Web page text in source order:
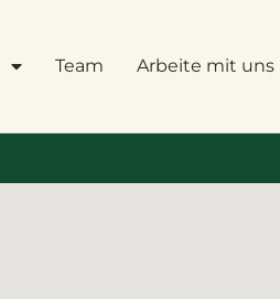
Team Arbeite mit uns